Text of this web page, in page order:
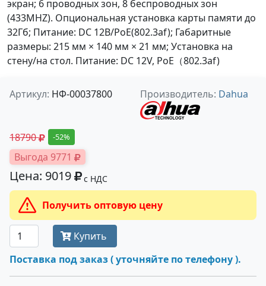
экран; 6 проводных зон, 8 беспроводных зон
(433MHZ). Опциональная установка карты памяти до
32Гб; Питание: DC 12В/PoE(802.3af); Габаритные
размеры: 215 мм × 140 мм × 21 мм; Установка на
стену/на стол. Питание: DC 12V, PoE（802.3af)
Артикул: НФ-00037800 Производитель: Dahua
18790 -52%
Выгода 9771
Цена: 9019 с НДС
Получить оптовую цену
Купить
Поставка под заказ ( уточняйте по телефону ).